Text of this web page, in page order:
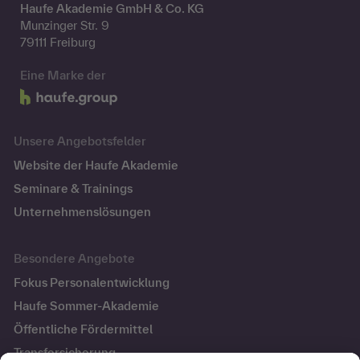
Haufe Akademie GmbH & Co. KG
Munzinger Str. 9
79111 Freiburg
Eine Marke der
Unsere Angebotsfelder
Website der Haufe Akademie
Seminare & Trainings
Unternehmenslösungen
Besondere Angebote
Fokus Personalentwicklung
Haufe Sommer-Akademie
Öffentliche Fördermittel
Transfersicherung